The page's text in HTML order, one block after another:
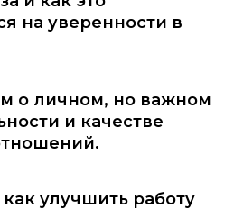
на уверенности в
о личном, но важном
и качестве
улучшить работу